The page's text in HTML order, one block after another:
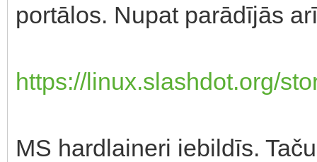
portālos. Nupat parādījās
https://linux.slashdot.org/
MS hardlaineri iebildīs.